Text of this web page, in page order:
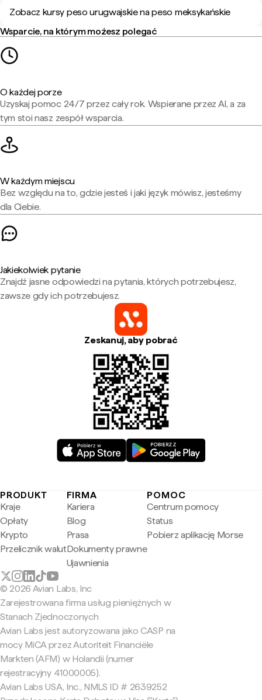
Zobacz kursy peso urugwajskie na peso meksykańskie
Wsparcie, na którym możesz polegać
O każdej porze
Uzyskaj pomoc 24/7 przez cały rok. Wspierane przez AI, a za
tym stoi nasz zespół wsparcia.
W każdym miejscu
Bez względu na to, gdzie jesteś i jaki język mówisz, jesteśmy
dla Ciebie.
Jakiekolwiek pytanie
Znajdź jasne odpowiedzi na pytania, których potrzebujesz,
zawsze gdy ich potrzebujesz.
Zeskanuj, aby pobrać
PRODUKT
Kraje
Opłaty
Krypto
Przelicznik walut
FIRMA
Kariera
Blog
Prasa
Dokumenty prawne
Ujawnienia
POMOC
Centrum pomocy
Status
Pobierz aplikację Morse
© 2026 Avian Labs, Inc
Zarejestrowana firma usług pieniężnych w
Stanach Zjednoczonych
Avian Labs jest autoryzowana jako CASP na
mocy MiCA przez Autoriteit Financiële
Markten (AFM) w Holandii (numer
rejestracyjny 41000005).
Avian Labs USA, Inc., NMLS ID # 2639252